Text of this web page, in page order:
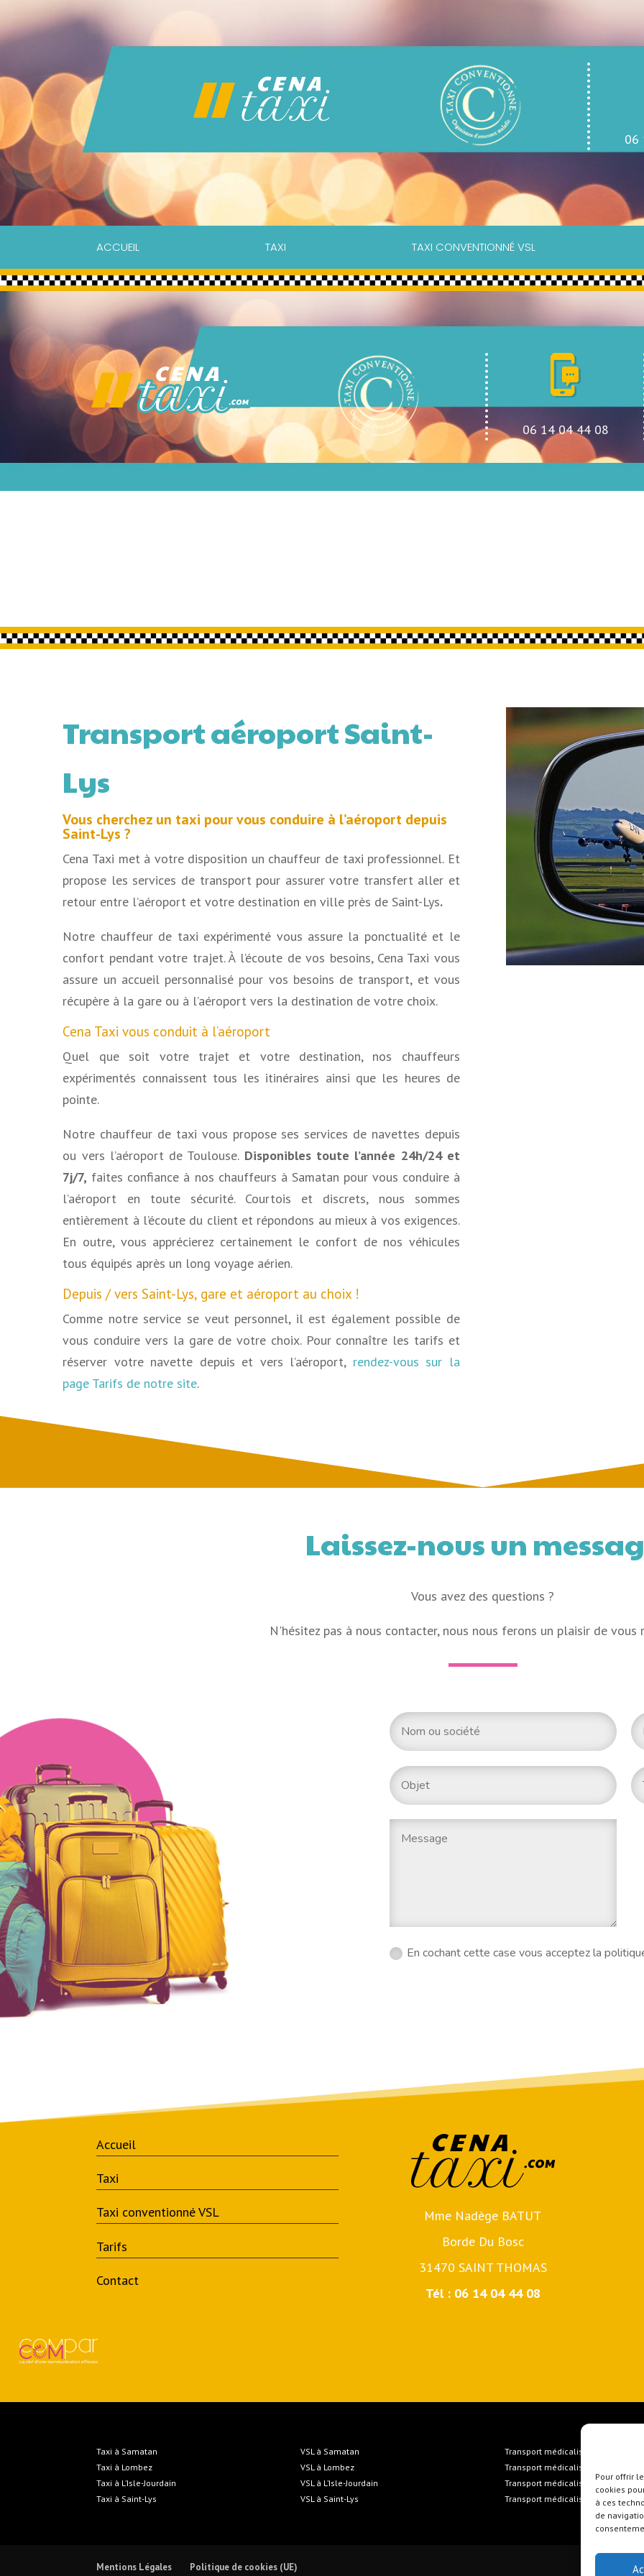
Pour offrir
cookies
à ces
de
06
ACCUEIL TAXI TAXI CONVENTIONNÉ VSL
06 14 04 44 08
Transport aéroport Saint-
Lys
Vous cherchez un taxi pour vous conduire à l’aéroport depuis
Saint-Lys ?
Cena Taxi met à votre disposition un chauffeur de taxi professionnel. Et
propose les services de transport pour assurer votre transfert aller et
retour entre l’aéroport et votre destination en ville près de Saint-Lys.
Notre chauffeur de taxi expérimenté vous assure la ponctualité et le
confort pendant votre trajet.À l’écoute de vos besoins, Cena Taxi vous
assure un accueil personnalisé pour vos besoins de transport, et vous
récupère à la gare ou à l’aéroport vers la destination de votre choix.
Cena Taxi vous conduit à l’aéroport
Quel que soit votre trajet et votre destination, nos chauffeurs
expérimentés connaissent tous les itinéraires ainsi que les heures de
pointe.
Notre chauffeur de taxi vous propose ses services de navettes depuis
ou vers l’aéroport de Toulouse. Disponibles toute l’année 24h/24 et
7j/7, faites confiance à nos chauffeurs à Samatan pour vous conduire à
l’aéroport en toute sécurité. Courtois et discrets, nous sommes
entièrement à l’écoute du client et répondons au mieux à vos exigences.
En outre, vous apprécierez certainement le confort de nos véhicules
tous équipés après un long voyage aérien.
Depuis / vers Saint-Lys, gare et aéroport au choix !
Comme notre service se veut personnel, il est également possible de
vous conduire vers la gare de votre choix. Pour connaître les tarifs et
réserver votre navette depuis et vers l’aéroport, rendez-vous sur la
page Tarifs de notre site.
Laissez-nous un
Vous avez des questions ?
N'hésitez pas à nous contacter, nous nous ferons un plaisir de vous
En cochant cette case vous acceptez la
Accueil
Taxi
Taxi conventionné VSL
Tarifs
Contact
Mme Nadège BATUT
Borde Du Bosc
31470 SAINT THOMAS
Tél : 06 14 04 44 08
Taxi à Samatan
Taxi à Lombez
Taxi à L’Isle-Jourdain
Taxi à Saint-Lys
VSL à Samatan
VSL à Lombez
VSL à L’Isle-Jourdain
VSL à Saint-Lys
Transport médicalisé Samatan
Transport médicalisé Lombez
Transport médicalisé L’Isle-Jourdain
Transport médicalisé Saint-Lys
Mentions Légales Politique de cookies (UE)